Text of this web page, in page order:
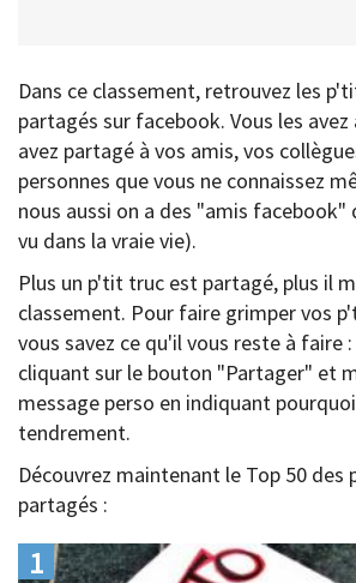
Dans ce classement, retrouvez les
partagés sur facebook. Vous les avez
avez partagé à vos amis, vos
personnes que vous ne connaissez
nous aussi on a des "amis facebook"
vu dans la vraie vie).
Plus un p'tit truc est partagé, plus il
classement. Pour faire grimper vos
vous savez ce qu'il vous reste à faire
cliquant sur le bouton "Partager" et
message perso en indiquant
tendrement.
Découvrez maintenant le Top 50 des
partagés :
1